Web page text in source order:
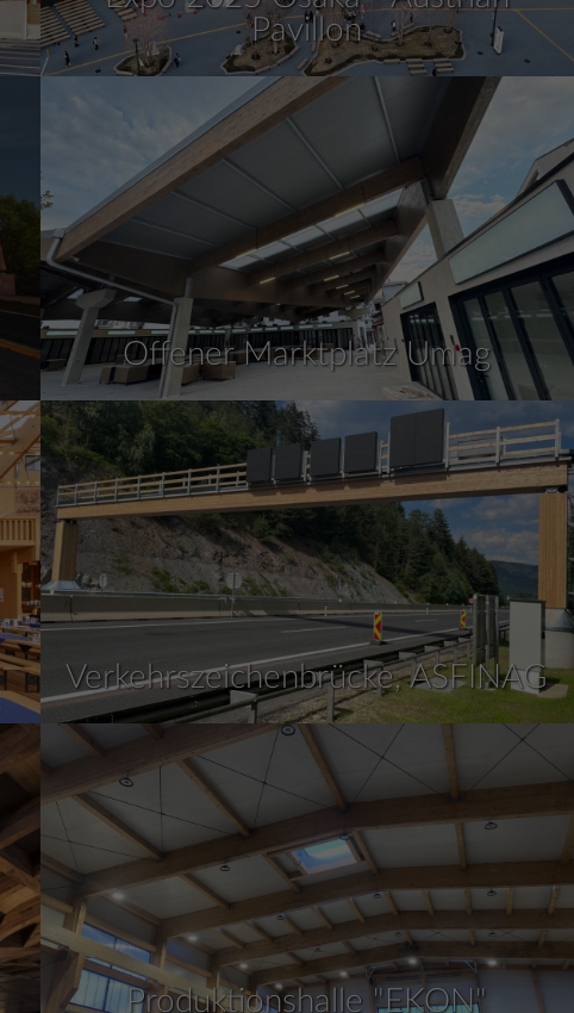
Pavillon
Offener Marktplatz Umag
Verkehrszeichenbrücke, ASFINAG
Produktionshalle "EKON"